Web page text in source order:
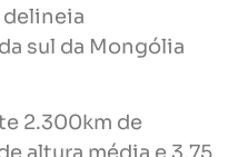
delineia
sul da Mongólia
2.300km de